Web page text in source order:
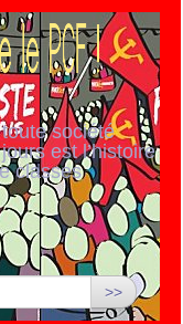
société
est l’histoire
classes
>>